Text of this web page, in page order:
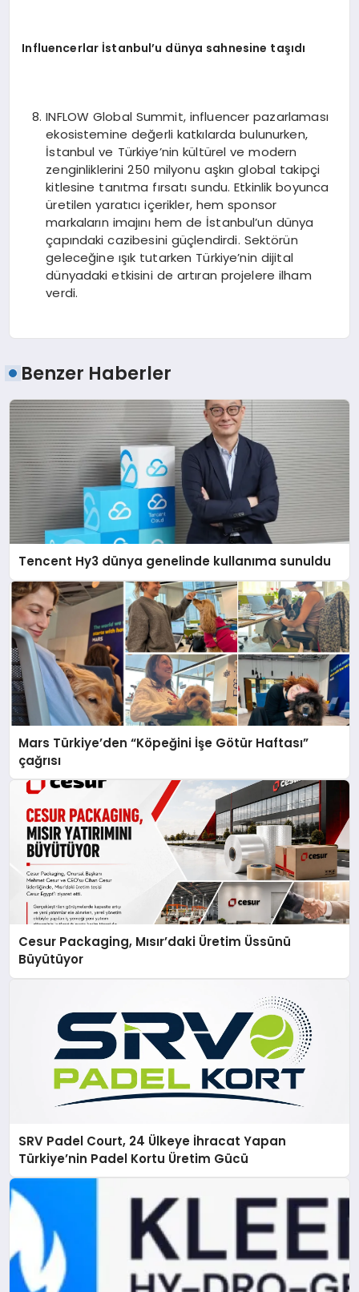
Influencerlar İstanbul’u dünya sahnesine taşıdı
INFLOW Global Summit, influencer pazarlaması
ekosistemine değerli katkılarda bulunurken,
İstanbul ve Türkiye’nin kültürel ve modern
zenginliklerini 250 milyonu aşkın global takipçi
kitlesine tanıtma fırsatı sundu. Etkinlik boyunca
üretilen yaratıcı içerikler, hem sponsor
markaların imajını hem de İstanbul’un dünya
çapındaki cazibesini güçlendirdi. Sektörün
geleceğine ışık tutarken Türkiye’nin dijital
dünyadaki etkisini de artıran projelere ilham
verdi.
Benzer Haberler
Tencent Hy3 dünya genelinde kullanıma sunuldu
Mars Türkiye’den “Köpeğini İşe Götür Haftası”
çağrısı
Cesur Packaging, Mısır’daki Üretim Üssünü
Büyütüyor
SRV Padel Court, 24 Ülkeye İhracat Yapan
Türkiye’nin Padel Kortu Üretim Gücü